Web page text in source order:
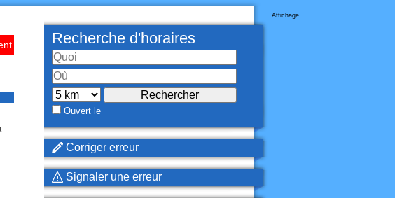
Affichage
Recherche d'horaires
Ouvert le
Corriger erreur
Signaler une erreur